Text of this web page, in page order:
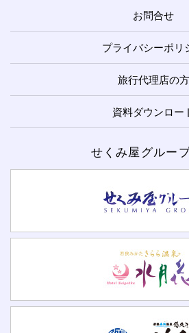
お問合せ
プライバシーポリ
旅行代理店の方
資料ダウンロー
せくみ屋グルー